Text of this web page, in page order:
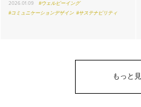
2026.01.09
#ウェルビーイング
#コミュニケーションデザイン #サステナビリティ
もっと